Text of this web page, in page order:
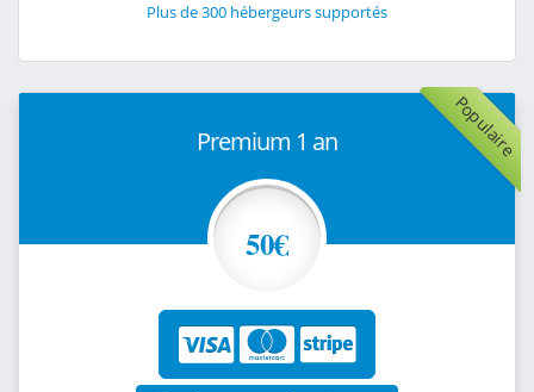
Plus de 300 hébergeurs supportés
Populaire
Premium 1 an
50€